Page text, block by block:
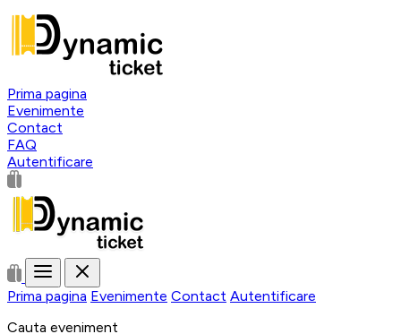
Prima pagina
Evenimente
Contact
FAQ
Autentificare
Prima pagina Evenimente Contact Autentificare
Cauta eveniment